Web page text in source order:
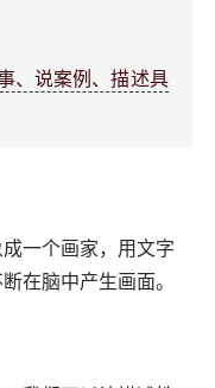
、说案例、描述具
一个画家，用文字
在脑中产生画面。